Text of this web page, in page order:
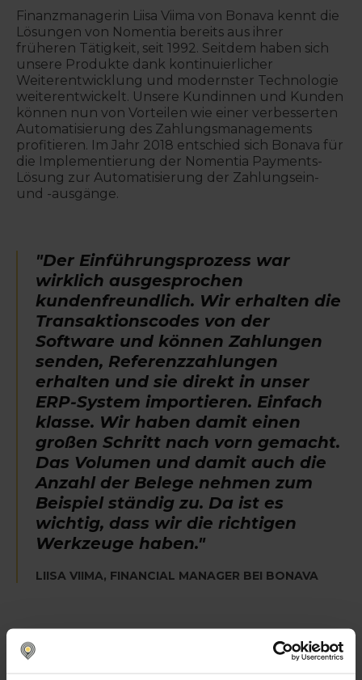
Finanzmanagerin Liisa Viima von Bonava kennt die
Lösungen von Nomentia bereits aus ihrer
früheren Tätigkeit, seit 1992. Seitdem haben sich
unsere Produkte dank kontinuierlicher
Weiterentwicklung und modernster Technologie
weiterentwickelt. Unsere Kundinnen und Kunden
können nun von Vorteilen wie einer verbesserten
Automatisierung des Zahlungsmanagements
profitieren. Im Jahr 2018 entschied sich Bonava für
die Implementierung der Nomentia Payments-
Lösung zur Automatisierung der Zahlungsein-
und -ausgänge.
"Der Einführungsprozess war
wirklich ausgesprochen
kundenfreundlich. Wir erhalten die
Transaktionscodes von der
Software und können Zahlungen
senden, Referenzzahlungen
erhalten und sie direkt in unser
ERP-System importieren. Einfach
klasse. Wir haben damit einen
großen Schritt nach vorn gemacht.
Das Volumen und damit auch die
Anzahl der Belege nehmen zum
Beispiel ständig zu. Da ist es
wichtig, dass wir die richtigen
Werkzeuge haben."
LIISA VIIMA, FINANCIAL MANAGER BEI BONAVA
Bis zu 20% Zeitersparnis durch
Automatisierung